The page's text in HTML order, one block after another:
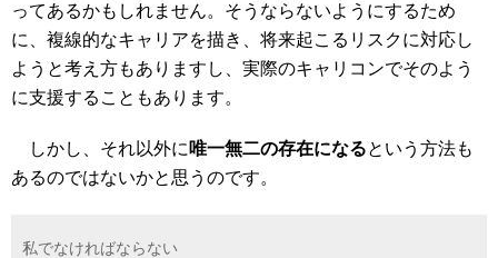
ってあるかもしれません。そうならないようにするため
に、複線的なキャリアを描き、将来起こるリスクに対応し
ようと考え方もありますし、実際のキャリコンでそのよう
に支援することもあります。
しかし、それ以外に 唯一無二の存在になるという方法も
あるのではないかと思うのです。
私でなければならない